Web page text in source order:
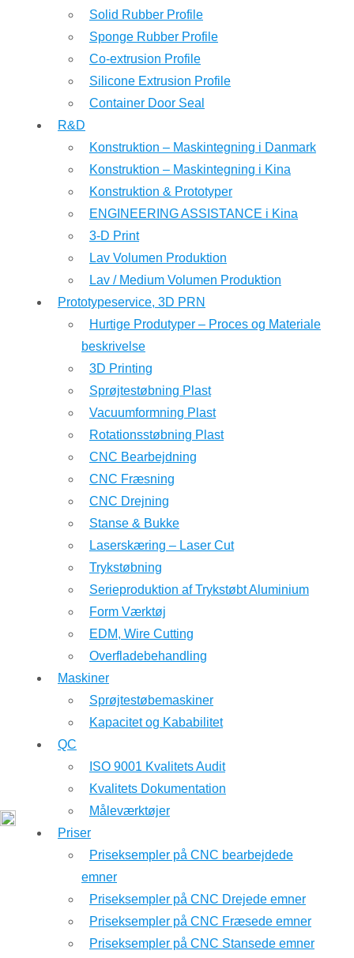
Solid Rubber Profile
Sponge Rubber Profile
Co-extrusion Profile
Silicone Extrusion Profile
Container Door Seal
R&D
Konstruktion – Maskintegning i Danmark
Konstruktion – Maskintegning i Kina
Konstruktion & Prototyper
ENGINEERING ASSISTANCE i Kina
3-D Print
Lav Volumen Produktion
Lav / Medium Volumen Produktion
Prototypeservice, 3D PRN
Hurtige Produtyper – Proces og Materiale
beskrivelse
3D Printing
Sprøjtestøbning Plast
Vacuumformning Plast
Rotationsstøbning Plast
CNC Bearbejdning
CNC Fræsning
CNC Drejning
Stanse & Bukke
Laserskæring – Laser Cut
Trykstøbning
Serieproduktion af Trykstøbt Aluminium
Form Værktøj
EDM, Wire Cutting
Overfladebehandling
Maskiner
Sprøjtestøbemaskiner
Kapacitet og Kababilitet
QC
ISO 9001 Kvalitets Audit
Kvalitets Dokumentation
Måleværktøjer
Priser
Priseksempler på CNC bearbejdede
emner
Priseksempler på CNC Drejede emner
Priseksempler på CNC Fræsede emner
Priseksempler på CNC Stansede emner